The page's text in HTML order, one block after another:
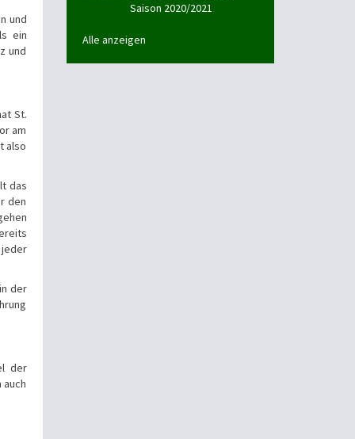
und
ein
und
St.
am
also
das
den
der
der
auch
Saison 2020/2021
Alle anzeigen